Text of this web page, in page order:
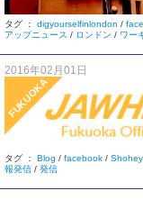
タグ ： digyourselfinlondon /
アップニュース / ロンドン / ワー
2016年02月01日
FUKUOKA
タグ ： Blog / facebook /
報発信 / 発信